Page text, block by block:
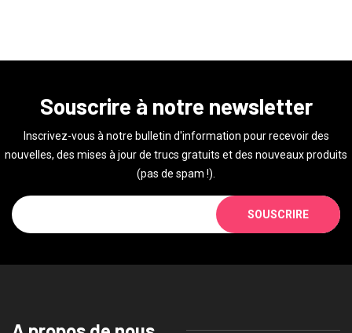
Souscrire à notre newsletter
Inscrivez-vous à notre bulletin d'information pour recevoir des
nouvelles, des mises à jour de trucs gratuits et des nouveaux produits
(pas de spam !).
SOUSCRIRE